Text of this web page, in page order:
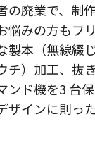
の廃業で、制
悩みの方もプ
製本（無線綴
チ）加工、抜
ンド機を3 台
ザインに則っ